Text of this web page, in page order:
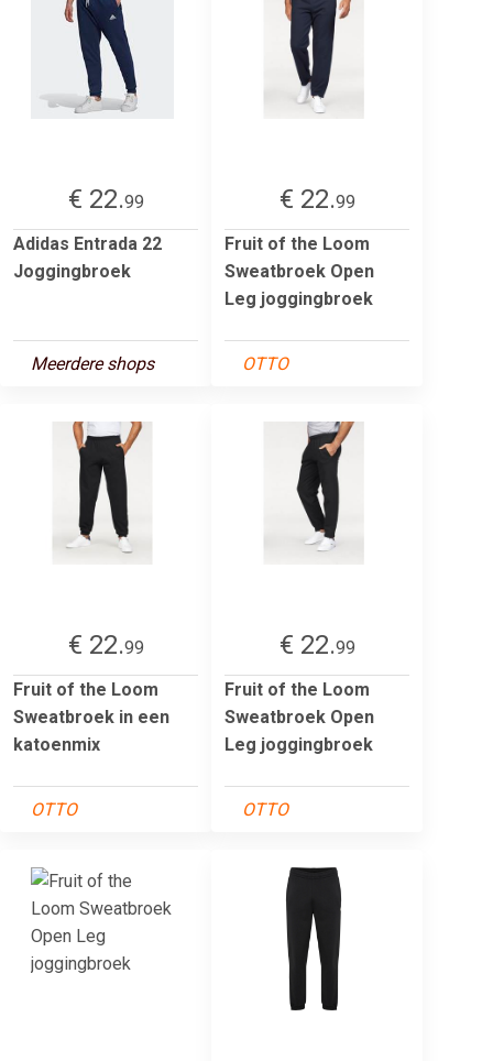
€ 22.99
Adidas Entrada 22
Joggingbroek
Meerdere shops
€ 22.99
Fruit of the Loom
Sweatbroek Open
Leg joggingbroek
OTTO
€ 22.99
Fruit of the Loom
Sweatbroek in een
katoenmix
OTTO
€ 22.99
Fruit of the Loom
Sweatbroek Open
Leg joggingbroek
OTTO